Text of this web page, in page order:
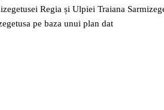
Regia și Ulpiei Traiana
pe baza unui plan dat